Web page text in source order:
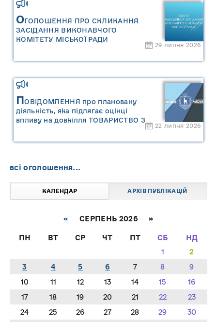
міської територіальної громади»
ОГОЛОШЕННЯ ПРО СКЛИКАННЯ
ЗАСІДАННЯ ВИКОНАВЧОГО
КОМІТЕТУ МІСЬКОЇ РАДИ
29 липня 2026
ПОВІДОМЛЕННЯ про плановану
діяльність, яка підлягає оцінці
впливу на довкілля ТОВАРИСТВО З
22 липня 2026
всі оголошення...
КАЛЕНДАР АРХІВ ПУБЛІКАЦІЙ
« СЕРПЕНЬ 2026 »
ПН ВТ СР ЧТ ПТ СБ
НД
1
2
3
4 5 6 7 8
9
10
11 12 13 14 15
16
17
18 19 20 21 22
23
24
25 26 27 28 29
30